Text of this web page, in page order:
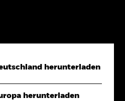
herunterladen
herunterladen